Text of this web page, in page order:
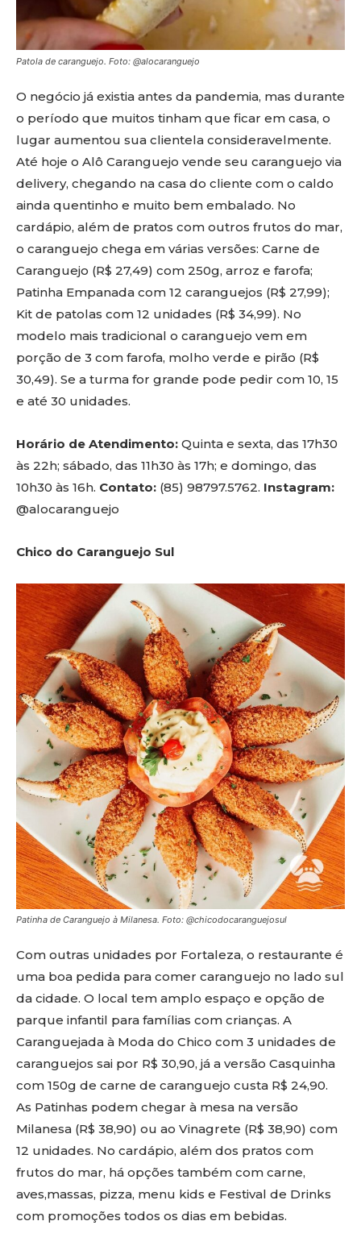
Patola de caranguejo. Foto: @alocaranguejo
O negócio já existia antes da pandemia, mas durante
o período que muitos tinham que ficar em casa, o
lugar aumentou sua clientela consideravelmente.
Até hoje o Alô Caranguejo vende seu caranguejo via
delivery, chegando na casa do cliente com o caldo
ainda quentinho e muito bem embalado. No
cardápio, além de pratos com outros frutos do mar,
o caranguejo chega em várias versões: Carne de
Caranguejo (R$ 27,49) com 250g, arroz e farofa;
Patinha Empanada com 12 caranguejos (R$ 27,99);
Kit de patolas com 12 unidades (R$ 34,99). No
modelo mais tradicional o caranguejo vem em
porção de 3 com farofa, molho verde e pirão (R$
30,49). Se a turma for grande pode pedir com 10, 15
e até 30 unidades.
Horário de Atendimento: Quinta e sexta, das 17h30
às 22h; sábado, das 11h30 às 17h; e domingo, das
10h30 às 16h. Contato: (85) 98797.5762. Instagram:
@alocaranguejo
Chico do Caranguejo Sul
Patinha de Caranguejo à Milanesa. Foto: @chicodocaranguejosul
Com outras unidades por Fortaleza, o restaurante é
uma boa pedida para comer caranguejo no lado sul
da cidade. O local tem amplo espaço e opção de
parque infantil para famílias com crianças. A
Caranguejada à Moda do Chico com 3 unidades de
caranguejos sai por R$ 30,90, já a versão Casquinha
com 150g de carne de caranguejo custa R$ 24,90.
As Patinhas podem chegar à mesa na versão
Milanesa (R$ 38,90) ou ao Vinagrete (R$ 38,90) com
12 unidades. No cardápio, além dos pratos com
frutos do mar, há opções também com carne,
aves,massas, pizza, menu kids e Festival de Drinks
com promoções todos os dias em bebidas.